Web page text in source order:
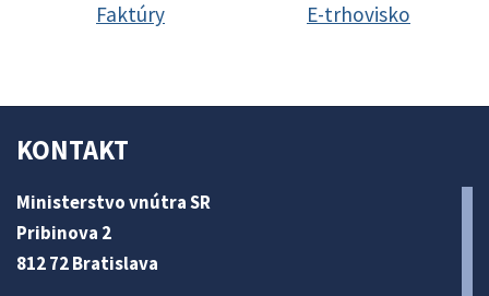
Faktúry E-trhovisko
KONTAKT
Ministerstvo vnútra SR
Pribinova 2
812 72 Bratislava